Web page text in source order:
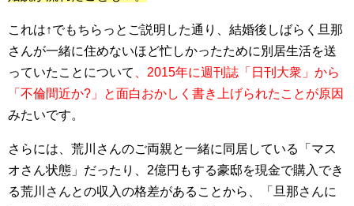
これは↑でもちらっとご説明した通り、結婚後しばらく旦那
さんが一緒に住めないほど忙しかったために別居生活を送
っていたことについて
、2015年に週刊誌「日刊大衆」から
「不倫間近か?」と面白おかしく書き上げられたことが原因
みたいです。
さらには、荒川さんのご両親と一緒に同居している
「マス
オさん状態」 だったり、2億円もする豪邸を現金で購入でき
る荒川さんとの収入の格差があることから、
「旦那さんに